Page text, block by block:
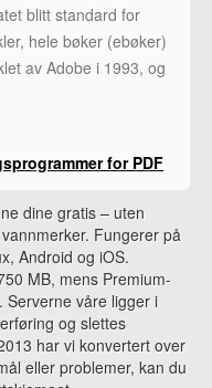
blitt standard for
hele bøker (ebøker)
av Adobe i 1993, og
for PDF
dine gratis – uten
Fungerer på
Android og iOS.
MB, mens Premium-
Serverne våre ligger i
og slettes
har vi konvertert over
eller problemer, kan du